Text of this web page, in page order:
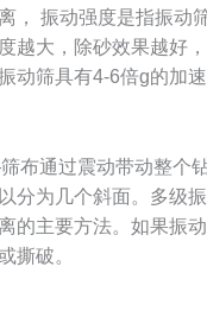
， 振动强度是指振动
越大，除砂效果越好
动筛具有4-6倍g的加
过震动带动整个钻
分为几个斜面。多级
的主要方法。如果振
撕破。